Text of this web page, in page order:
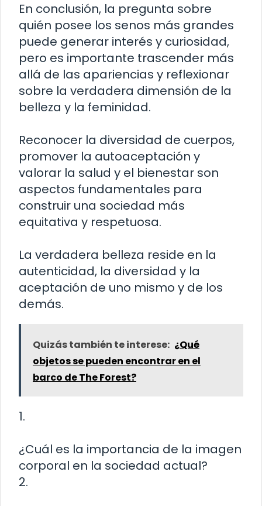
En conclusión, la pregunta sobre
quién posee los senos más grandes
puede generar interés y curiosidad,
pero es importante trascender más
allá de las apariencias y reflexionar
sobre la verdadera dimensión de la
belleza y la feminidad.
Reconocer la diversidad de cuerpos,
promover la autoaceptación y
valorar la salud y el bienestar son
aspectos fundamentales para
construir una sociedad más
equitativa y respetuosa.
La verdadera belleza reside en la
autenticidad, la diversidad y la
aceptación de uno mismo y de los
demás.
Quizás también te interese: ¿Qué
objetos se pueden encontrar en el
barco de The Forest?
1.
¿Cuál es la importancia de la imagen
corporal en la sociedad actual?
2.